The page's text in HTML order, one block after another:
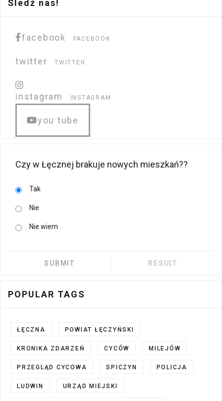
Śledź nas!
facebook FACEBOOK
twitter TWITTER
instagram INSTAGRAM
you tube
Czy w Łęcznej brakuje nowych mieszkań??
Tak
Nie
Nie wiem
POPULAR TAGS
ŁĘCZNA POWIAT ŁĘCZYŃSKI
KRONIKA ZDARZEŃ CYCÓW MILEJÓW
PRZEGLĄD CYCOWA SPICZYN POLICJA
LUDWIN URZĄD MIEJSKI